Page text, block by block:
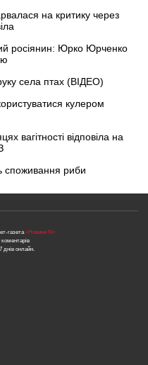
на критику через
росіянин: Юрко Юрченко
села птах (ВІДЕО)
кулером
вагітності відповіла на
споживання риби
газета«Новини N»
днів онлайн.